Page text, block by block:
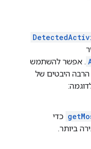
. אפשר להשתמש
היבטים של
כדי
ביותר.